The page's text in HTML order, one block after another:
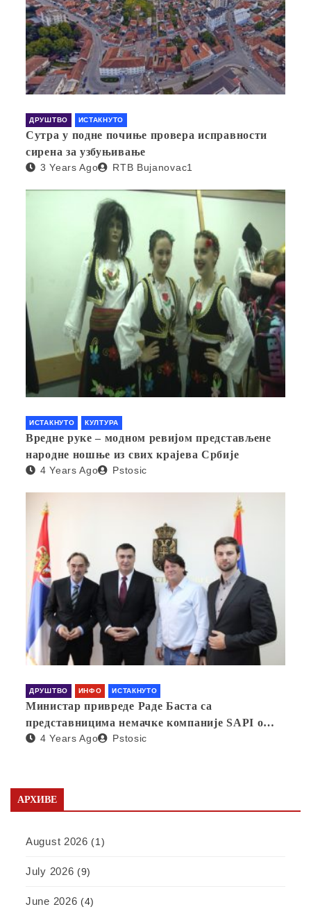
ДРУШТВО ИСТАКНУТО
Сутра у подне почиње провера исправности
сирена за узбуњивање
3 Years Ago RTB Bujanovac1
ИСТАКНУТО КУЛТУРА
Вредне руке – модном ревијом представљене
народне ношње из свих крајева Србије
4 Years Ago Pstosic
ДРУШТВО ИНФО ИСТАКНУТО
Министар привреде Раде Баста са
представницима немачке компаније SAPI о
отварању фабрике у Србији
4 Years Ago Pstosic
АРХИВЕ
August 2026 (1)
July 2026 (9)
June 2026 (4)